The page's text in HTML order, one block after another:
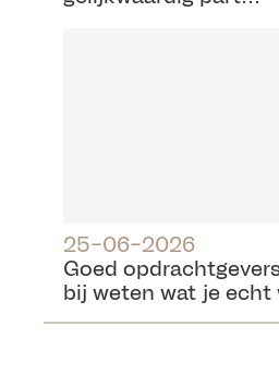
25-06-2026
Goed
bij weten wat je echt